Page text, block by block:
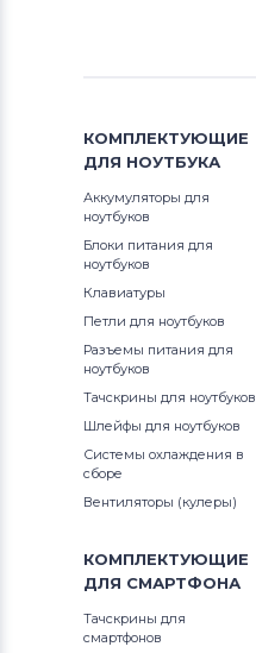
КОМПЛЕКТУЮЩИЕ
ДЛЯ НОУТБУКА
Аккумуляторы для
ноутбуков
Блоки питания для
ноутбуков
Клавиатуры
Петли для ноутбуков
Разъемы питания для
ноутбуков
Тачскрины для ноутбуков
Шлейфы для ноутбуков
Системы охлаждения в
сборе
Вентиляторы (кулеры)
КОМПЛЕКТУЮЩИЕ
ДЛЯ СМАРТФОНА
Тачскрины для
смартфонов